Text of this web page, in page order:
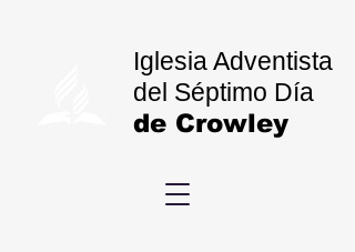
Iglesia Adventista
del Séptimo Día
de Crowley